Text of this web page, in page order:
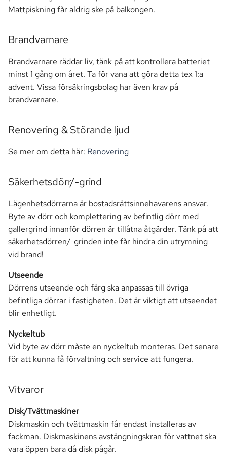
Mattpiskning får aldrig ske på balkongen.
Brandvarnare
Brandvarnare räddar liv, tänk på att kontrollera batteriet
minst 1 gång om året. Ta för vana att göra detta tex 1:a
advent. Vissa försäkringsbolag har även krav på
brandvarnare.
Renovering & Störande ljud
Se mer om detta här: Renovering
Säkerhetsdörr/-grind
Lägenhetsdörrarna är bostadsrättsinnehavarens ansvar.
Byte av dörr och komplettering av befintlig dörr med
gallergrind innanför dörren är tillåtna åtgärder. Tänk på att
säkerhetsdörren/-grinden inte får hindra din utrymning
vid brand!
Utseende
Dörrens utseende och färg ska anpassas till övriga
befintliga dörrar i fastigheten. Det är viktigt att utseendet
blir enhetligt.
Nyckeltub
Vid byte av dörr måste en nyckeltub monteras. Det senare
för att kunna få förvaltning och service att fungera.
Vitvaror
Disk/Tvättmaskiner
Diskmaskin och tvättmaskin får endast installeras av
fackman. Diskmaskinens avstängningskran för vattnet ska
vara öppen bara då disk pågår.